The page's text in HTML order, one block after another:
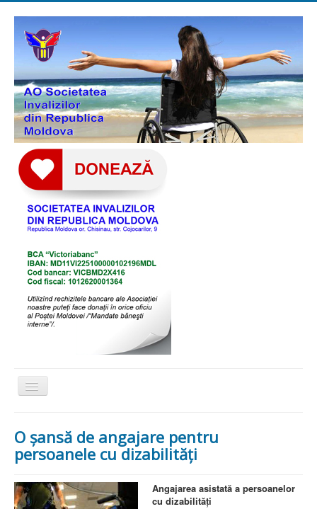
Comută
navigarea
Despre noi
Social
O şansă de angajare pentru
persoanele cu dizabilităţi
Angajarea asistată a persoanelor
cu dizabilități